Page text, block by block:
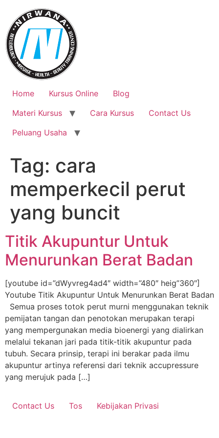
content
Home Kursus Online
Blog
Materi Kursus
Cara Kursus
Contact Us
Peluang Usaha
Tag: cara
memperkecil perut
yang buncit
Titik Akupuntur Untuk
Menurunkan Berat Badan
[youtube id=”dWyvreg4ad4″ width=”480″ heig”360″]
Youtube Titik Akupuntur Untuk Menurunkan Berat Badan
Semua proses totok perut murni menggunakan teknik
pemijatan tangan dan penotokan merupakan terapi
yang mempergunakan media bioenergi yang dialirkan
melalui tekanan jari pada titik-titik akupuntur pada
tubuh. Secara prinsip, terapi ini berakar pada ilmu
akupuntur artinya referensi dari teknik accupressure
yang merujuk pada […]
Contact Us Tos Kebijakan Privasi